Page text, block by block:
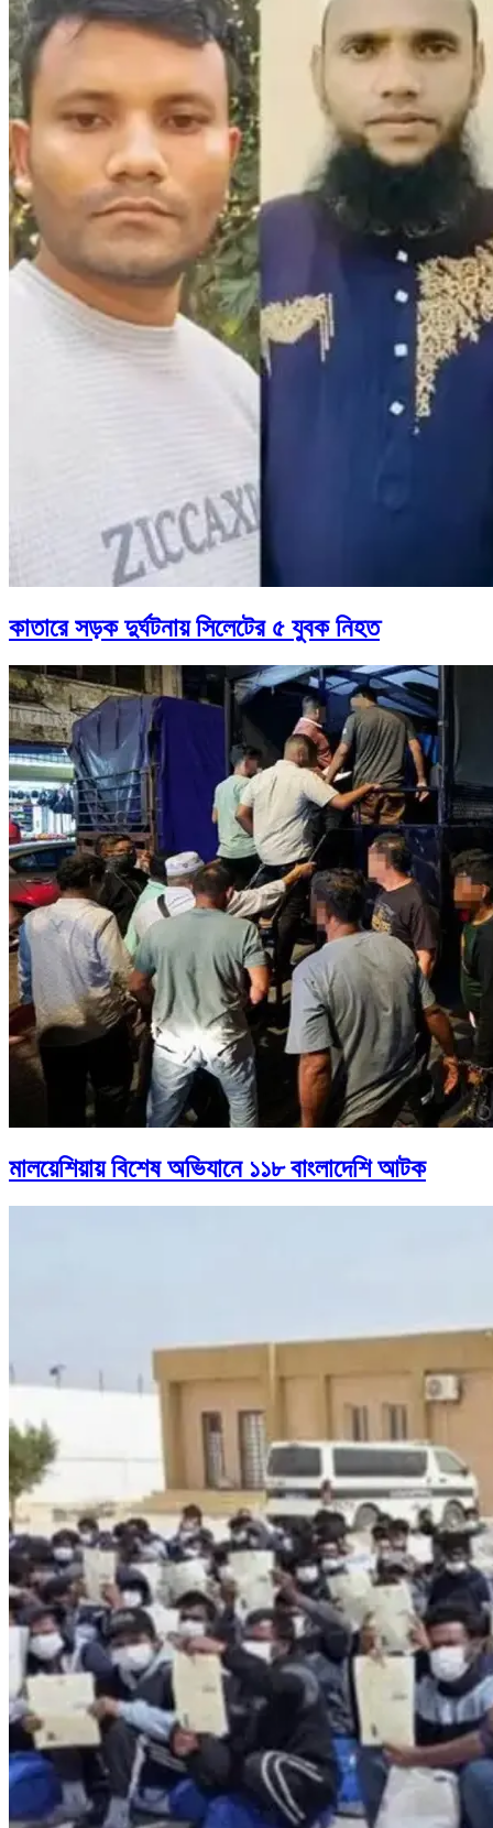
কাতারে সড়ক দুর্ঘটনায় সিলেটের ৫ যুবক নিহত
মালয়েশিয়ায় বিশেষ অভিযানে ১১৮ বাংলাদেশি আটক